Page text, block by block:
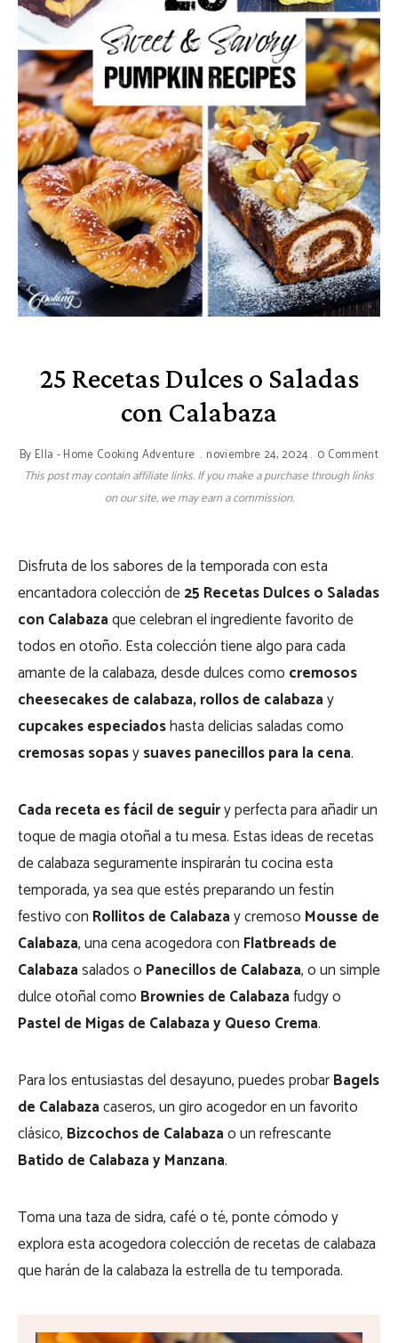
25 Recetas Dulces o Saladas
con Calabaza
By Ella - Home Cooking Adventure noviembre 24, 2024 0 Comment
This post may contain affiliate links. If you make a purchase through links
on our site, we may earn a commission.
Disfruta de los sabores de la temporada con esta
encantadora colección de25 Recetas Dulces o Saladas
con Calabazaque celebran el ingrediente favorito de
todos en otoño. Esta colección tiene algo para cada
amante de la calabaza, desde dulces como cremosos
cheesecakes de calabaza, rollos de calabazay
cupcakes especiadoshasta delicias saladas como
cremosas sopasysuaves panecillos para la cena.
Cada receta es fácil de seguiry perfecta para añadir un
toque de magia otoñal a tu mesa. Estas ideas de recetas
de calabaza seguramente inspirarán tu cocina esta
temporada, ya sea que estés preparando un festín
festivo con Rollitos de Calabazay cremoso Mousse de
Calabaza, una cena acogedora con Flatbreads de
Calabazasalados o Panecillos de Calabaza, o un simple
dulce otoñal como Brownies de Calabazafudgy o
Pastel de Migas de Calabaza y Queso Crema.
Para los entusiastas del desayuno, puedes probarBagels
de Calabazacaseros, un giro acogedor en un favorito
clásico, Bizcochos de Calabazao un refrescante
Batido de Calabaza y Manzana.
Toma una taza de sidra, café o té, ponte cómodo y
explora esta acogedora colección de recetas de calabaza
que harán de la calabaza la estrella de tu temporada.